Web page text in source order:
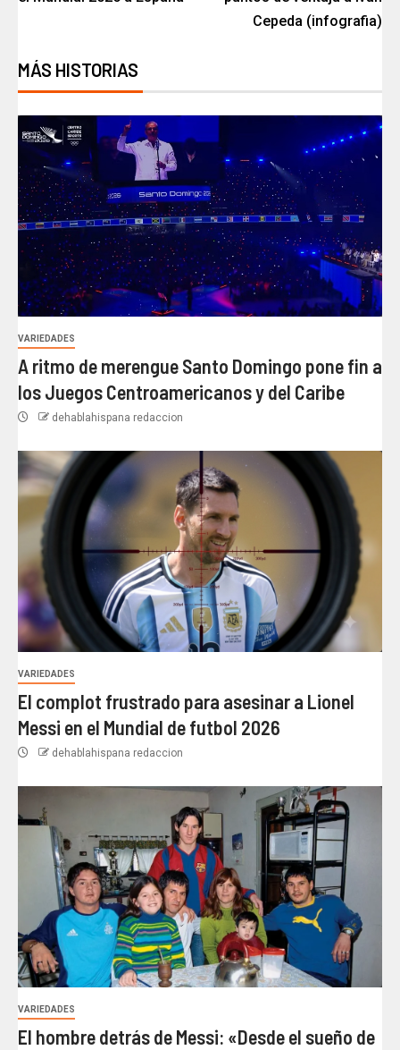
Cepeda (infografia)
MÁS HISTORIAS
VARIEDADES
A ritmo de merengue Santo Domingo pone fin a
los Juegos Centroamericanos y del Caribe
dehablahispana redaccion
VARIEDADES
El complot frustrado para asesinar a Lionel
Messi en el Mundial de futbol 2026
dehablahispana redaccion
VARIEDADES
El hombre detrás de Messi: «Desde el sueño de